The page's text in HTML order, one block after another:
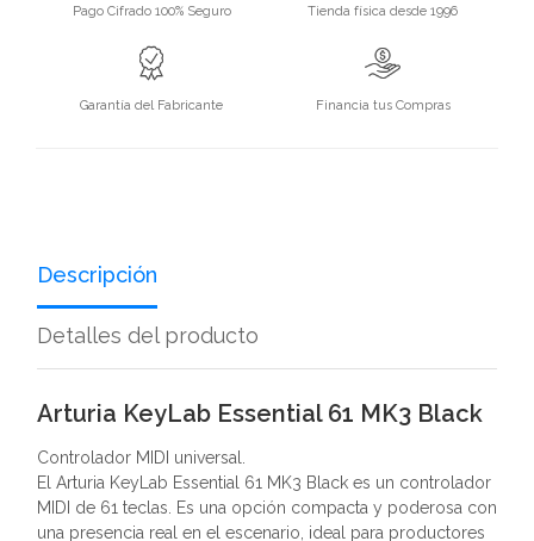
Pago Cifrado 100% Seguro Tienda física desde 1996
Garantía del Fabricante Financia tus Compras
Descripción
Detalles del producto
Arturia KeyLab Essential 61 MK3 Black
Controlador MIDI universal.
El Arturia KeyLab Essential 61 MK3 Black es un controlador
MIDI de 61 teclas. Es una opción compacta y poderosa con
una presencia real en el escenario, ideal para productores